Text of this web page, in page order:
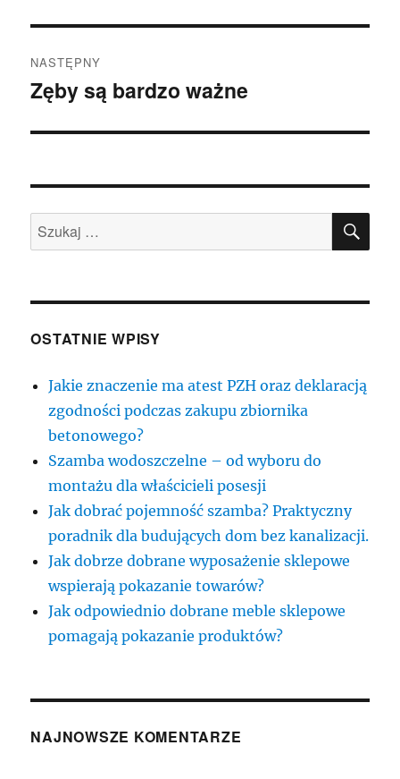
NASTĘPNY
Następny
Zęby są bardzo ważne
Szukaj:
OSTATNIE WPISY
Jakie znaczenie ma atest PZH oraz deklaracją
zgodności podczas zakupu zbiornika
betonowego?
Szamba wodoszczelne – od wyboru do
montażu dla właścicieli posesji
Jak dobrać pojemność szamba? Praktyczny
poradnik dla budujących dom bez kanalizacji.
Jak dobrze dobrane wyposażenie sklepowe
wspierają pokazanie towarów?
Jak odpowiednio dobrane meble sklepowe
pomagają pokazanie produktów?
NAJNOWSZE KOMENTARZE